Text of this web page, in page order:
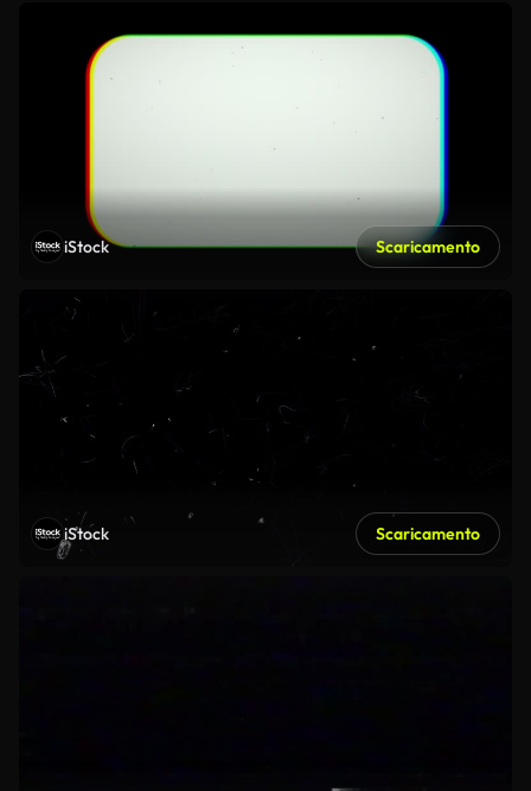
iStock Scaricamento
iStock Scaricamento